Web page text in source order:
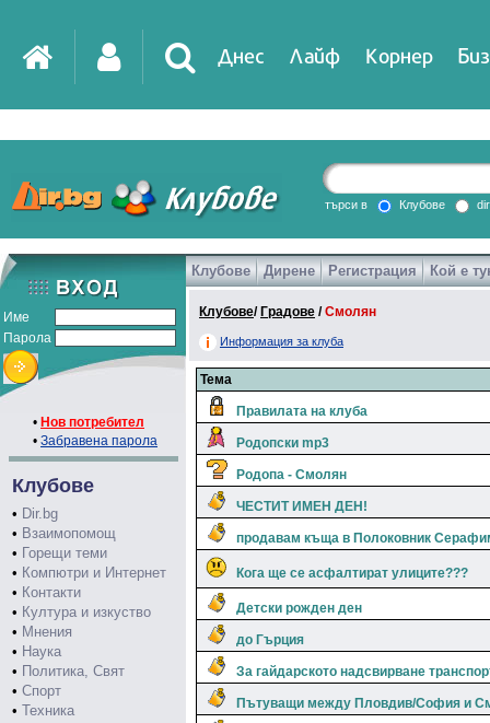
Днес Лайф Корнер
DirTV Impressio
Games
търси в Клубове
Име
Парола
• Нов потребител
• Забравена парола
Клубове
• Dir.bg
• Взаимопомощ
• Горещи теми
• Компютри и Интернет
• Контакти
• Култура и изкуство
• Мнения
• Наука
• Политика, Свят
• Спорт
• Техника
Клубове Дирене Регистрация Кой е
Клубове/ Градове /Смолян
Информация за клуба
Тема
Правилата на клуба
Родопски mp3
Родопа - Смолян
ЧЕСТИТ ИМЕН ДЕН!
продавам къща в Полоковник
Кога ще се асфалтират улиците???
Детски рожден ден
до Гърция
За гайдарското надсвирване
Пътуващи между Пловдив/София и